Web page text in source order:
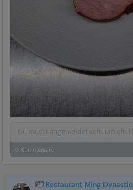
0 Kommentare
Restaurant Ming Dynastie